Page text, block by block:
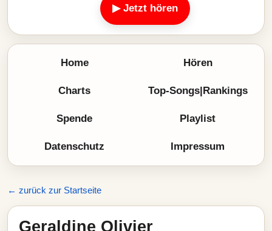
▶ Jetzt hören
Home Hören
Charts Top-Songs|Rankings
Spende Playlist
Datenschutz Impressum
← zurück zur Startseite
Geraldine Olivier